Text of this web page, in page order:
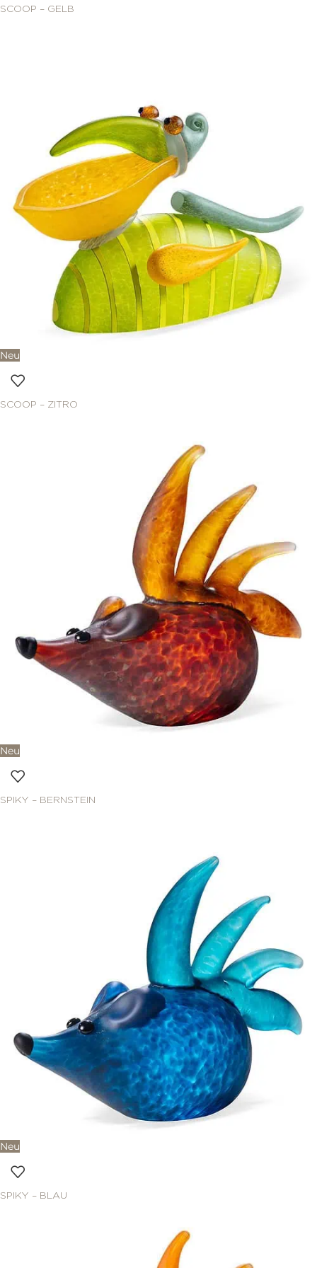
SCOOP – GELB
Neu
SCOOP – ZITRO
Neu
SPIKY – BERNSTEIN
Neu
SPIKY – BLAU